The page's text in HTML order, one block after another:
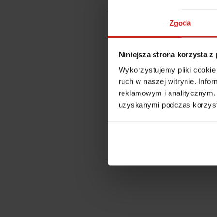
Zgoda
Niniejsza strona korzysta z
Wykorzystujemy pliki
ruch w naszej witrynie.
reklamowym i
uzyskanymi podczas